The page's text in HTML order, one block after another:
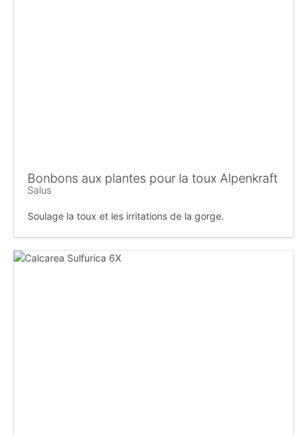
Bonbons aux plantes pour la toux Alpenkraft
Salus
Soulage la toux et les irritations de la gorge.